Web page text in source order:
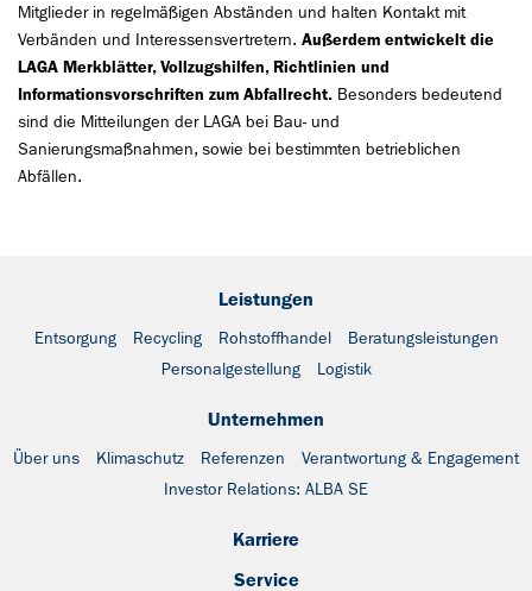
Mitglieder in regelmäßigen Abständen und halten Kontakt mit
Verbänden und Interessensvertretern. Außerdem entwickelt die
LAGA Merkblätter, Vollzugshilfen, Richtlinien und
Informationsvorschriften zum Abfallrecht. Besonders bedeutend
sind die Mitteilungen der LAGA bei Bau- und
Sanierungsmaßnahmen, sowie bei bestimmten betrieblichen
Abfällen.
Leistungen
Entsorgung Recycling Rohstoffhandel
Beratungsleistungen
Personalgestellung
Logistik
Unternehmen
Über uns Klimaschutz Referenzen
Verantwortung & Engagement
Investor Relations: ALBA SE
Karriere
Service